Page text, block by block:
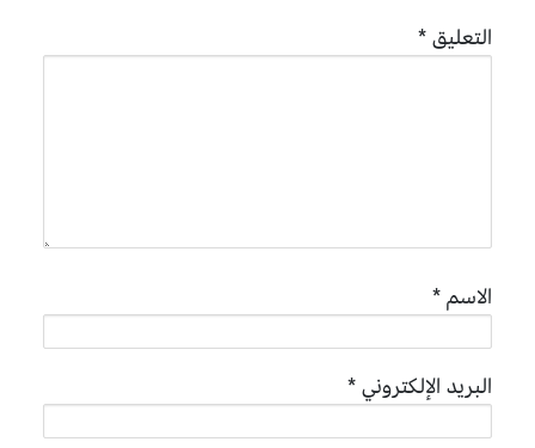
التعليق*
الاسم*
البريد الإلكتروني*